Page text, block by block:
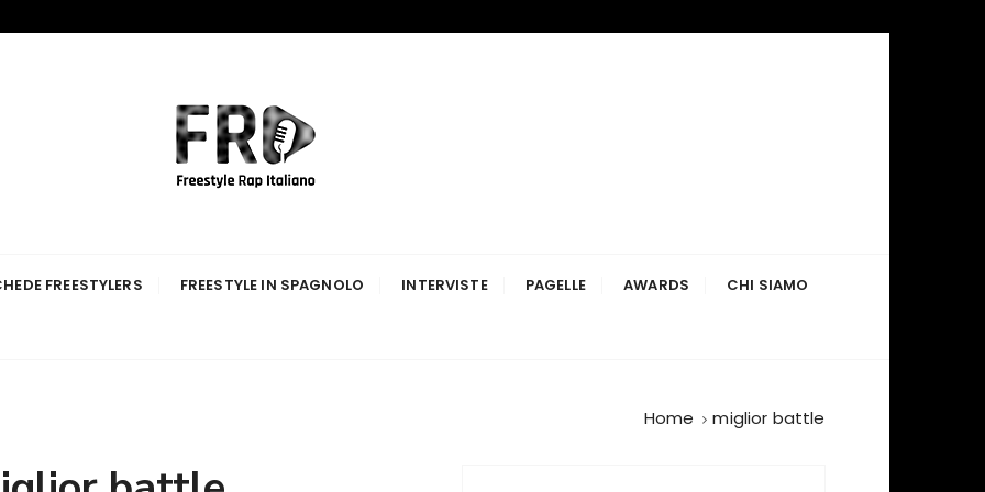
Italiano
FREESTYLERS FREESTYLE IN SPAGNOLO INTERVISTE PAGELLE AWARDS CHI SIAMO
Home miglior battle